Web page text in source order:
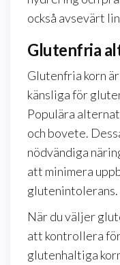
också avsevärt
Glutenfria
Glutenfria korn
känsliga för
Populära
och bovete.
nödvändiga
att minimera
glutenintolerans.
När du väljer
att kontrollera
glutenhaltiga